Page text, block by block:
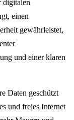
digitalen
einen
gewährleistet,
und einer klaren
Daten geschützt
und freies Internet